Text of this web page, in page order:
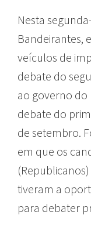
Nesta
Bandeirantes,
veículos de
debate do
ao governo do
debate do
de setembro.
em que os
tiveram a
para debater